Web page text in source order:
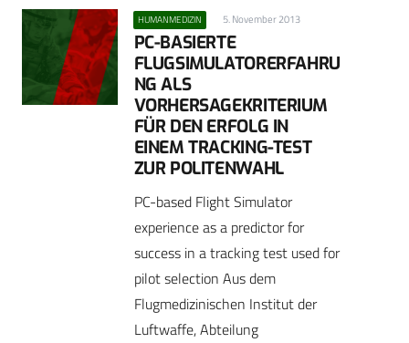
HUMANMEDIZIN 5. November 2013
PC-BASIERTE
FLUGSIMULATORERFAHRU
NG ALS
VORHERSAGEKRITERIUM
FÜR DEN ERFOLG IN
EINEM TRACKING-TEST
ZUR POLITENWAHL
PC-based Flight Simulator
experience as a predictor for
success in a tracking test used for
pilot selection Aus dem
Flugmedizinischen Institut der
Luftwaffe, Abteilung